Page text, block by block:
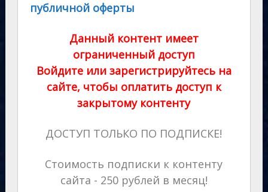
публичной оферты
Данный контент имеет
ограниченный доступ
Войдите или зарегистрируйтесь на
сайте, чтобы оплатить доступ к
закрытому контенту
ДОСТУП ТОЛЬКО ПО ПОДПИСКЕ!
Стоимость подписки к контенту
сайта - 250 рублей в месяц!